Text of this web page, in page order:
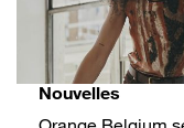
Nouvelles